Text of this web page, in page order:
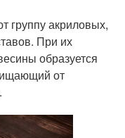
группу акриловых,
При их
образуется
от